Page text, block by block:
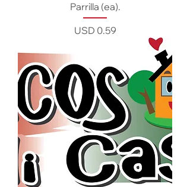
Parrilla (ea).
Precio
USD 0.59